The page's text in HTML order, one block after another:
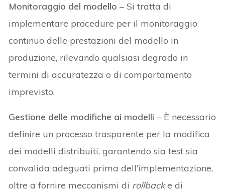
Monitoraggio del modello – Si tratta di
implementare procedure per il monitoraggio
continuo delle prestazioni del modello in
produzione, rilevando qualsiasi degrado in
termini di accuratezza o di comportamento
imprevisto.
Gestione delle modifiche ai modelli – È necessario
definire un processo trasparente per la modifica
dei modelli distribuiti, garantendo sia test sia
convalida adeguati prima dell’implementazione,
oltre a fornire meccanismi di rollbacke di